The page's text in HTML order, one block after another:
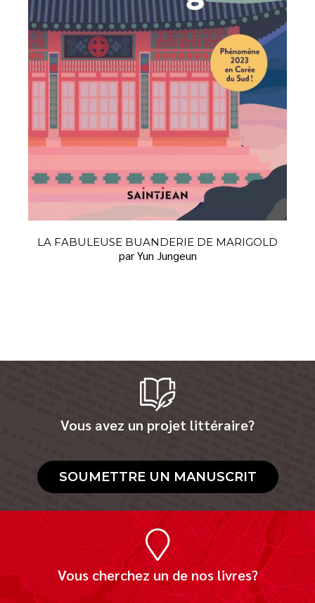
LA FABULEUSE BUANDERIE DE MARIGOLD
par Yun Jungeun
Vous avez un projet littéraire?
SOUMETTRE UN MANUSCRIT
Vous cherchez un de nos livres?